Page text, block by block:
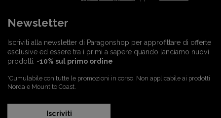
Newsletter
Iscriviti alla newsletter di Paragonshop per approfittare di offerte
esclusive ed essere tra i primi a sapere quando lanciamo nuovi
prodotti. -10% sul primo ordine
*Cumulabile con tutte le promozioni in corso. Non applicabile ai prodotti
Norda e Mount to Coast.
Iscriviti